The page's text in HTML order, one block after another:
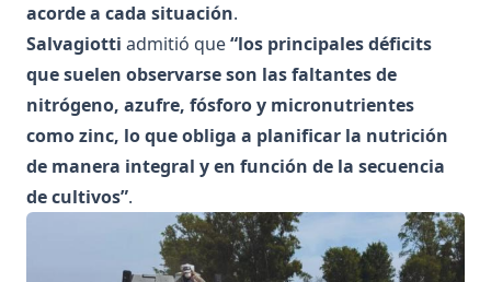
acorde a cada situación.
Salvagiotti admitió que“los principales déficits
que suelen observarse son las faltantes de
nitrógeno, azufre, fósforo y micronutrientes
como zinc, lo que obliga a planificar la nutrición
de manera integral y en función de la secuencia
de cultivos”.